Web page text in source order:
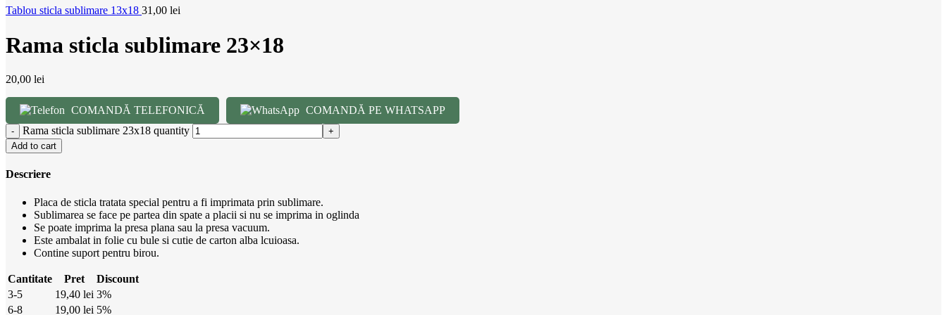
Tablou sticla sublimare 13x18 31,00 lei
Rama sticla sublimare 23×18
20,00 lei
COMANDĂ TELEFONICĂ
COMANDĂ PE WHATSAPP
Rama sticla sublimare 23x18 quantity
Add to cart
Descriere
Placa de sticla tratata special pentru a fi imprimata prin sublimare.
Sublimarea se face pe partea din spate a placii si nu se imprima in oglinda
Se poate imprima la presa plana sau la presa vacuum.
Este ambalat in folie cu bule si cutie de carton alba lcuioasa.
Contine suport pentru birou.
Cantitate Pret
Discount
3-5
19,40 lei 3%
6-8
19,00 lei 5%